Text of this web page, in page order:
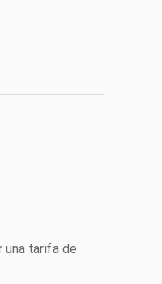
una tarifa de